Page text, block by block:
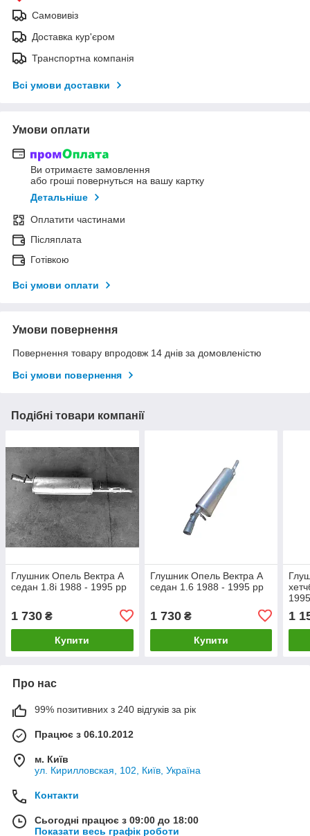
Самовивіз
Доставка кур'єром
Транспортна компанія
Всі умови доставки
Умови оплати
Ви отримаєте замовлення
або гроші повернуться на вашу картку
Детальніше
Оплатити частинами
Післяплата
Готівкою
Всі умови оплати
Умови повернення
Повернення товару впродовж 14 днів за домовленістю
Всі умови повернення
Подібні товари компанії
Глушник Опель Вектра А
седан 1.8і 1988 - 1995 рр
1 730 ₴
Купити
Глушник Опель Вектра А
седан 1.6 1988 - 1995 рр
1 730₴
Купити
1
Про нас
99% позитивних з 240 відгуків за рік
Працює з 06.10.2012
м. Київ
ул. Кирилловская, 102, Київ, Україна
Контакти
Сьогодні працює з 09:00 до 18:00
Показати весь графік роботи